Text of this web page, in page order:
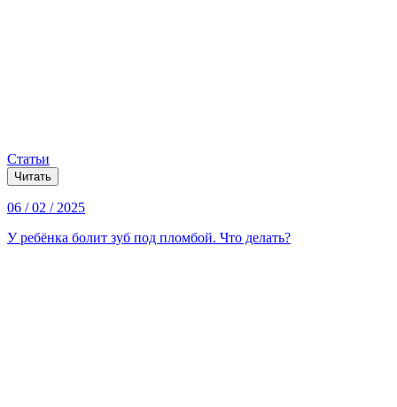
Статьи
Читать
06 / 02 / 2025
У ребёнка болит зуб под пломбой. Что делать?